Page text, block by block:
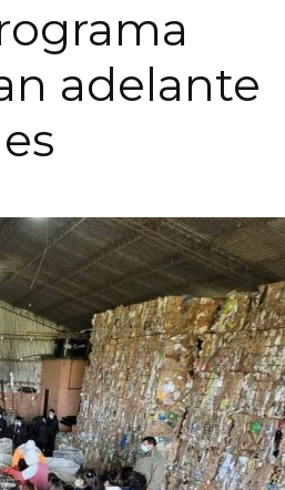
Salvador
adelante